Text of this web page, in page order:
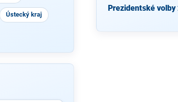
Ústecký kraj
Prezidentské volby